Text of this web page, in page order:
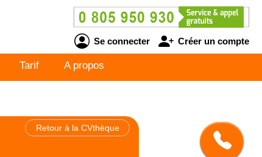
Se connecter Créer un compte
Tarif A propos
Retour à la CVthèque